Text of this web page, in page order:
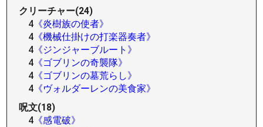
クリーチャー(24)
4 《炎樹族の使者》
4 《機械仕掛けの打楽器奏者》
4 《ジンジャーブルート》
4 《ゴブリンの奇襲隊》
4 《ゴブリンの墓荒らし》
4 《ヴォルダーレンの美食家》
呪文(18)
4 《感電破》